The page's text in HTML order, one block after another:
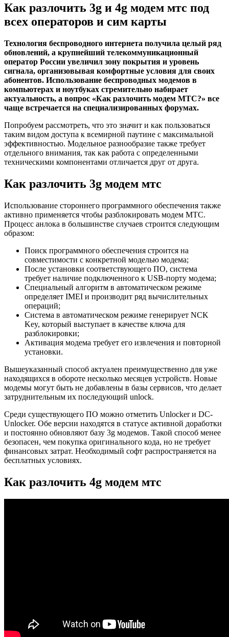
Как разлочить 3g и 4g модем мтс под
всех операторов и сим карты
Технология беспроводного интернета получила целый ряд
обновлений, а крупнейший телекоммуникационный
оператор России увеличил зону покрытия и уровень
сигнала, организовывая комфортные условия для своих
абонентов. Использование беспроводных модемов в
компьютерах и ноутбуках стремительно набирает
актуальность, а вопрос «Как разлочить модем МТС?» все
чаще встречается на специализированных форумах.
Попробуем рассмотреть, что это значит и как пользоваться
таким видом доступа к всемирной паутине с максимальной
эффективностью. Модельное разнообразие также требует
отдельного внимания, так как работа с определенными
техническими компонентами отличается друг от друга.
Как разлочить 3g модем мтс
Использование стороннего программного обеспечения также
активно применяется чтобы разблокировать модем МТС.
Процесс анлока в большинстве случаев строится следующим
образом:
Поиск программного обеспечения строится на
совместимости с конкретной моделью модема;
После установки соответствующего ПО, система
требует наличие подключенного к USB-порту модема;
Специальный алгоритм в автоматическом режиме
определяет IMEI и производит ряд вычислительных
операций;
Система в автоматическом режиме генерирует NCK
Key, который выступает в качестве ключа для
разблокировки;
Активация модема требует его извлечения и повторной
установки.
Вышеуказанный способ актуален преимущественно для уже
находящихся в обороте несколько месяцев устройств. Новые
модемы могут быть не добавлены в базы сервисов, что делает
затруднительным их последующий unlock.
Среди существующего ПО можно отметить Unlocker и DC-
Unlocker. Обе версии находятся в статусе активной доработки
и постоянно обновляют базу 3g модемов. Такой способ менее
безопасен, чем покупка оригинального кода, но не требует
финансовых затрат. Необходимый софт распространяется на
бесплатных условиях.
Как разлочить 4g модем мтс